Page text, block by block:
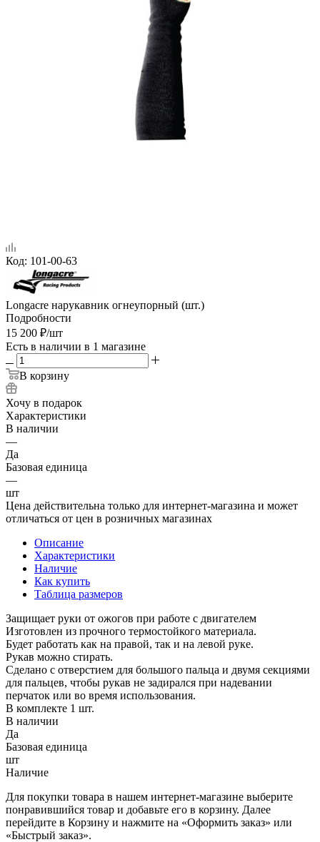
Код: 101-00-63
Longacre нарукавник огнеупорный (шт.)
Подробности
15 200 ₽/шт
Есть в наличии в 1 магазине
В корзину
Хочу в подарок
Характеристики
В наличии
—
Да
Базовая единица
—
шт
Цена действительна только для интернет-магазина и может
отличаться от цен в розничных магазинах
Описание
Характеристики
Наличие
Как купить
Таблица размеров
Защищает руки от ожогов при работе с двигателем
Изготовлен из прочного термостойкого материала.
Будет работать как на правой, так и на левой руке.
Рукав можно стирать.
Сделано с отверстием для большого пальца и двумя секциями
для пальцев, чтобы рукав не задирался при надевании
перчаток или во время использования.
В комплекте 1 шт.
В наличии
Да
Базовая единица
шт
Наличие
Для покупки товара в нашем интернет-магазине выберите
понравившийся товар и добавьте его в корзину. Далее
перейдите в Корзину и нажмите на «Оформить заказ» или
«Быстрый заказ».